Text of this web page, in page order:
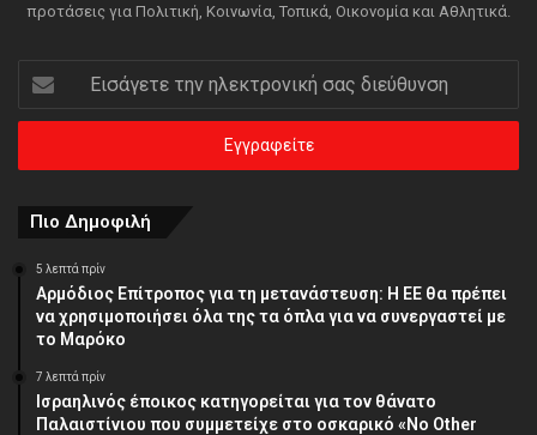
προτάσεις για Πολιτική, Κοινωνία, Τοπικά, Οικονομία και Αθλητικά.
την
ηλεκτρονική
διεύθυνση
Πιο Δημοφιλή
5 λεπτά πρίν
Αρμόδιος Επίτροπος για τη μετανάστευση: Η ΕΕ θα πρέπει
να χρησιμοποιήσει όλα της τα όπλα για να συνεργαστεί με
το Μαρόκο
7 λεπτά πρίν
Ισραηλινός έποικος κατηγορείται για τον θάνατο
Παλαιστίνιου που συμμετείχε στο οσκαρικό «No Other